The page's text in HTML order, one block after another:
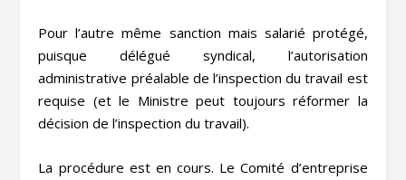
Pour l’autre même sanction mais salarié protégé,
puisque délégué syndical, l’autorisation
administrative préalable de l’inspection du travail est
requise (et le Ministre peut toujours réformer la
décision de l’inspection du travail).
La procédure est en cours. Le Comité d’entreprise